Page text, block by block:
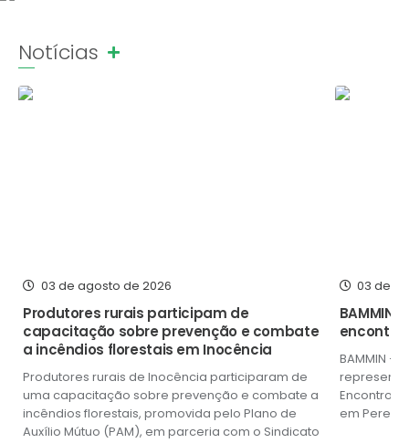
Poder Executivo
Cartas de Serviços
Divida Ativa
PROCON
Plano de Capacitação
Notícias Ver mais
03 de agosto de 2026
Produtores rurais participam de
capacitação sobre prevenção e combate
a incêndios florestais em Inocência
Produtores rurais de Inocência participaram de
uma capacitação sobre prevenção e combate a
incêndios florestais, promovida pelo Plano de
Auxílio Mútuo (PAM), em parceria com o Sindicato
03 de
BAMMIN
encontro
BAMMIN –
Encontro
em